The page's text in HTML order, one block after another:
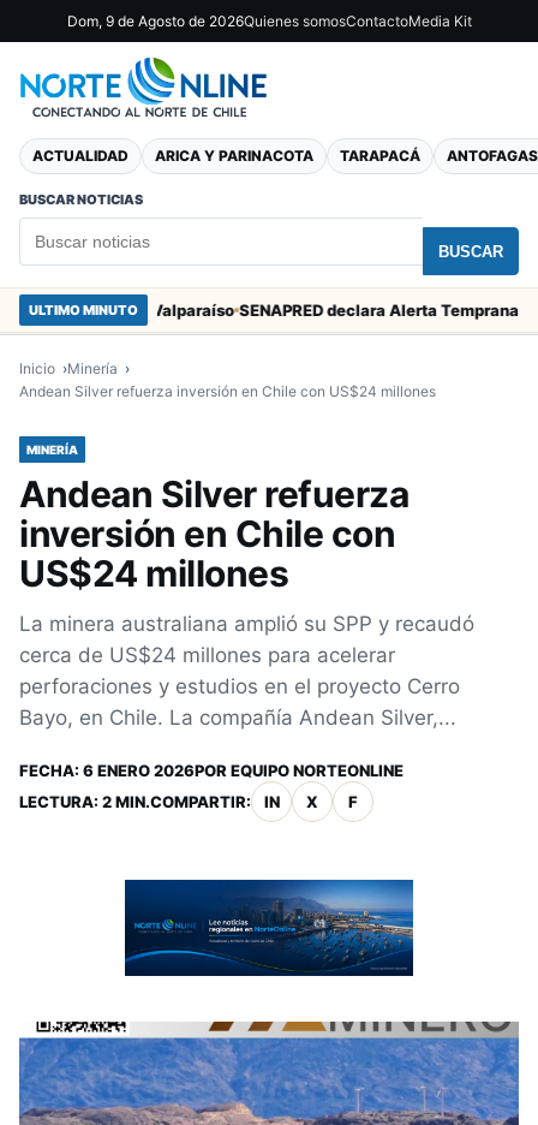
Dom, 9 de Agosto de 2026Quienes somosContactoMedia Kit
ACTUALIDAD ARICA Y PARINACOTA TARAPACÁ
BUSCAR NOTICIAS
BUSCAR
ULTIMO MINUTO
Marcos en Valparaíso
Inicio
Minería
Andean Silver refuerza inversión en Chile con US$24 millones
MINERÍA
Andean Silver refuerza
inversión en Chile con
US$24 millones
La minera australiana amplió su SPP y recaudó
cerca de US$24 millones para acelerar
perforaciones y estudios en el proyecto Cerro
Bayo, en Chile. La compañía Andean Silver,...
FECHA: 6 ENERO 2026POR EQUIPO NORTEONLINE
LECTURA: 2 MIN.COMPARTIR: IN X F